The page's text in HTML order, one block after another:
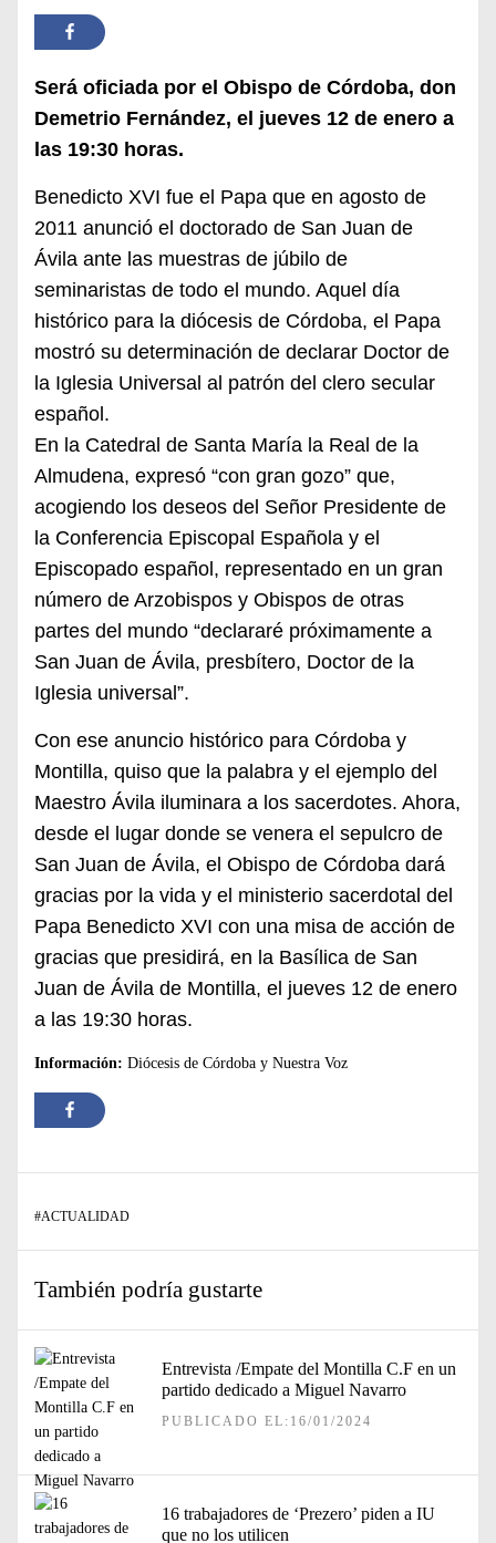
Será oficiada por el Obispo de Córdoba, don
Demetrio Fernández, el jueves 12 de enero a
las 19:30 horas.
Benedicto XVI fue el Papa que en agosto de
2011 anunció el doctorado de San Juan de
Ávila ante las muestras de júbilo de
seminaristas de todo el mundo. Aquel día
histórico para la diócesis de Córdoba, el Papa
mostró su determinación de declarar Doctor de
la Iglesia Universal al patrón del clero secular
español.
En la Catedral de Santa María la Real de la
Almudena, expresó “con gran gozo” que,
acogiendo los deseos del Señor Presidente de
la Conferencia Episcopal Española y el
Episcopado español, representado en un gran
número de Arzobispos y Obispos de otras
partes del mundo “declararé próximamente a
San Juan de Ávila, presbítero, Doctor de la
Iglesia universal”.
Con ese anuncio histórico para Córdoba y
Montilla, quiso que la palabra y el ejemplo del
Maestro Ávila iluminara a los sacerdotes. Ahora,
desde el lugar donde se venera el sepulcro de
San Juan de Ávila, el Obispo de Córdoba dará
gracias por la vida y el ministerio sacerdotal del
Papa Benedicto XVI con una misa de acción de
gracias que presidirá, en la Basílica de San
Juan de Ávila de Montilla, el jueves 12 de enero
a las 19:30 horas.
Información: Diócesis de Córdoba y Nuestra Voz
#ACTUALIDAD
También podría gustarte
Entrevista /Empate del Montilla C.F en un
partido dedicado a Miguel Navarro
PUBLICADO EL:16/01/2024
16 trabajadores de ‘Prezero’ piden a IU
que no los utilicen